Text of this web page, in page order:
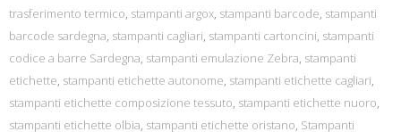
trasferimento termico, stampanti argox, stampanti barcode, stampanti
barcode sardegna, stampanti cagliari, stampanti cartoncini, stampanti
codice a barre Sardegna, stampanti emulazione Zebra, stampanti
etichette, stampanti etichette autonome, stampanti etichette cagliari,
stampanti etichette composizione tessuto, stampanti etichette nuoro,
stampanti etichette olbia, stampanti etichette oristano, Stampanti